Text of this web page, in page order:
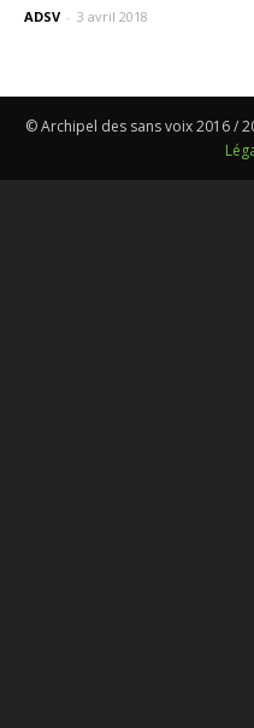
ADSV - 3 avril 2018
© Archipel des sans voix 2016 /